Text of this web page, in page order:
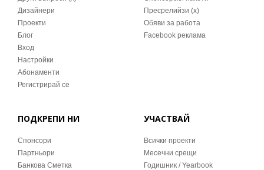
Дизайнери
Проекти
Блог
Вход
Настройки
Абонаменти
Регистрирай се
Пресрелийзи (x)
Обяви за работа
Facebook реклама
ПОДКРЕПИ НИ
Спонсори
Партньори
Банкова Сметка
УЧАСТВАЙ
Всички проекти
Месечни срещи
Годишник / Yearbook